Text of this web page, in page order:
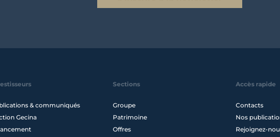
& communiqués
Gecina
Sections
Groupe
Patrimoine
Offres
Accès rapide
Contacts
Nos
Rejoignez-